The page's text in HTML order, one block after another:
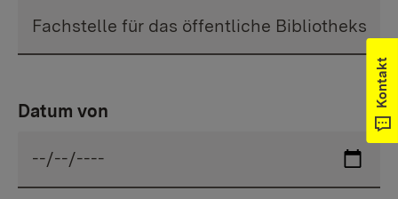
Datum von
Kontakt